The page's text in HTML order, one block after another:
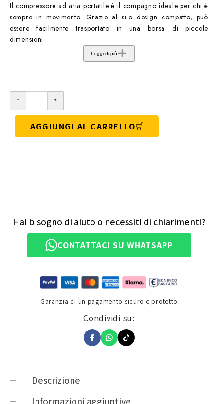
Il compressore ad aria portatile è il compagno ideale per chi è
sempre in movimento. Grazie al suo design compatto, può
essere facilmente trasportato in una borsa di piccole
dimensioni...
Leggi di più
AGGIUNGI AL CARRELLO
Hai bisogno di aiuto o necessiti di chiarimenti?
CONTATTACI SU WHATSAPP
Garanzia di un pagamento sicuro e protetto
Condividi su:
Descrizione
Il compressore ad aria portatile è il compagno
Informazioni aggiuntive